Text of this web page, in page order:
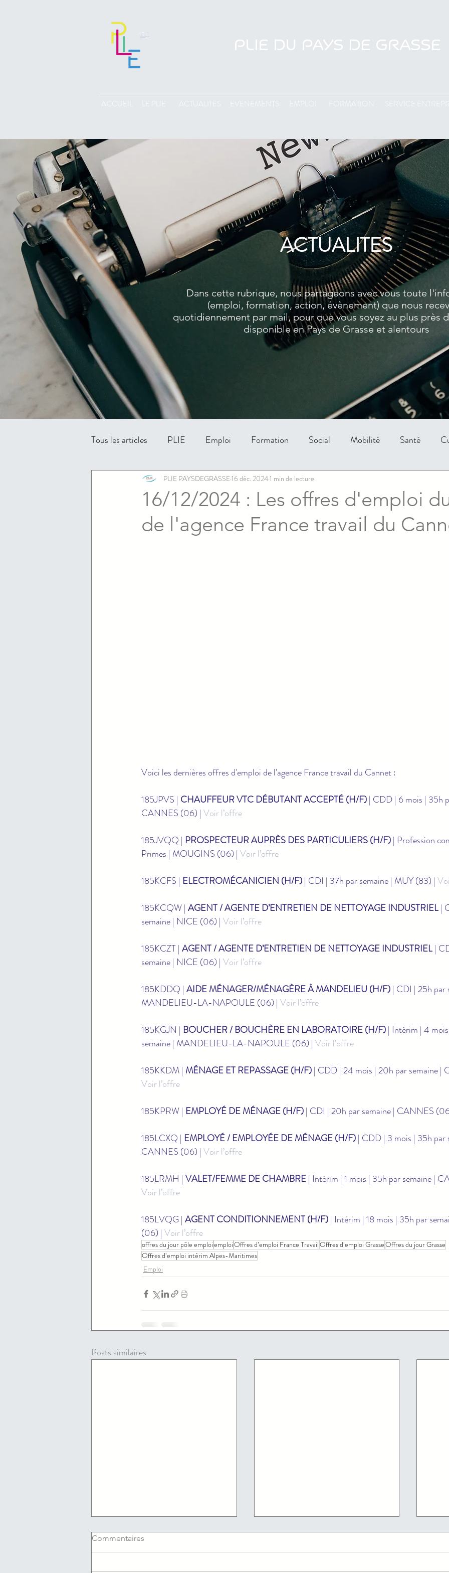
PLIE DU PAYS DE GRASSE
ACTUALITES EVENEMENTS FORMATION SERVICE
ACTUALITES
Dans cette rubrique, nous partageons avec vous toute
(emploi, formation, action, évènement) que nous
quotidiennement par mail, pour que vous soyez au plus près
disponible en Pays de Grasse et alentours
Tous les articles PLIE Emploi Formation Social Mobilité Santé
emploi
16/12/2024 : Les offres d'emploi
de l'agence France travail du
PLIE PAYSDEGRASSE16 déc. 20241 min de lecture
Voici les dernières offres d'emploi de l'agence France travail du Cannet :
185JPVS | CHAUFFEUR VTC DÉBUTANT ACCEPTÉ (H/F) | CDD | 6 mois | 35h
CANNES (06) | Voir l’offre
185JVQQ | PROSPECTEUR AUPRÈS DES PARTICULIERS (H/F) | Profession
Primes | MOUGINS (06) | Voir l’offre
185KCFS | ELECTROMÉCANICIEN (H/F) | CDI | 37h par semaine | MUY (83) |
185KCQW | AGENT / AGENTE D’ENTRETIEN DE NETTOYAGE INDUSTRIEL |
semaine | NICE (06) | Voir l’offre
185KCZT | AGENT / AGENTE D’ENTRETIEN DE NETTOYAGE INDUSTRIEL |
semaine | NICE (06) | Voir l’offre
185KDDQ | AIDE MÉNAGER/MÉNAGÈRE À MANDELIEU (H/F) | CDI | 25h par
MANDELIEU-LA-NAPOULE (06) | Voir l’offre
185KGJN | BOUCHER / BOUCHÈRE EN LABORATOIRE (H/F) | Intérim | 4
semaine | MANDELIEU-LA-NAPOULE (06) | Voir l’offre
185KKDM | MÉNAGE ET REPASSAGE (H/F) | CDD | 24 mois | 20h par semaine |
Voir l’offre
185KPRW | EMPLOYÉ DE MÉNAGE (H/F) | CDI | 20h par semaine | CANNES
185LCXQ | EMPLOYÉ / EMPLOYÉE DE MÉNAGE (H/F) | CDD | 3 mois | 35h par
CANNES (06) | Voir l’offre
185LRMH | VALET/FEMME DE CHAMBRE | Intérim | 1 mois | 35h par semaine |
Voir l’offre
185LVQG | AGENT CONDITIONNEMENT (H/F) | Intérim | 18 mois | 35h par
(06) | Voir l’offre
offres du jour pôle emploiemploiOffres d’emploi France TravailOffres d’emploi GrasseOffres du jour Grasse
Offres d’emploi intérim Alpes-Maritimes
Emploi
Posts similaires
Commentaires